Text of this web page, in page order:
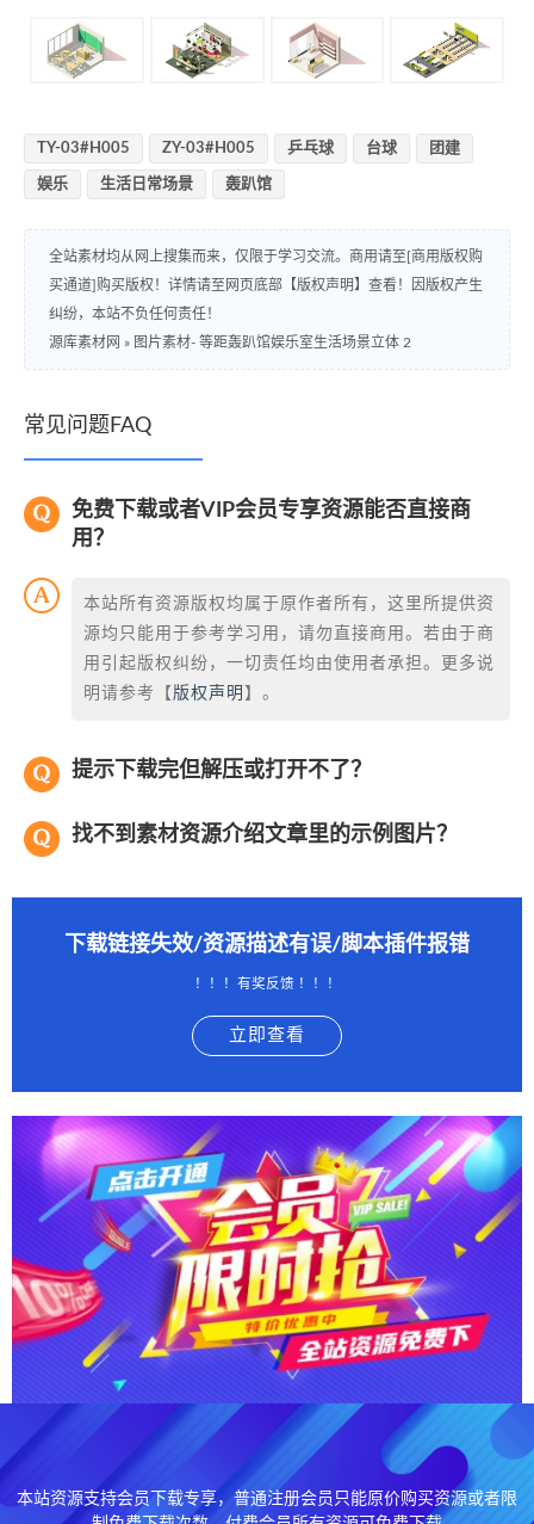
TY-03#H005 ZY-03#H005 乒乓球 台球 团建
娱乐 生活日常场景 轰趴馆
全站素材均从网上搜集而来，仅限于学习交流。商用请至[商用版权购
买通道]购买版权！详情请至网页底部【版权声明】查看！因版权产生
纠纷，本站不负任何责任！
源库素材网 » 图片素材- 等距轰趴馆娱乐室生活场景立体 2
常见问题FAQ
免费下载或者VIP会员专享资源能否直接商
用？
本站所有资源版权均属于原作者所有，这里所提供资
源均只能用于参考学习用，请勿直接商用。若由于商
用引起版权纠纷，一切责任均由使用者承担。更多说
明请参考【 版权声明 】。
提示下载完但解压或打开不了？
找不到素材资源介绍文章里的示例图片？
下载链接失效/资源描述有误/脚本插件报错
！！！有奖反馈 ！！！
立即查看
本站资源支持会员下载专享，普通注册会员只能原价购买资源或者限